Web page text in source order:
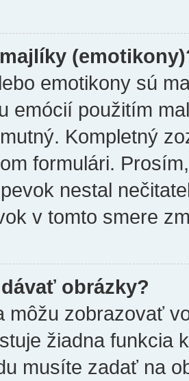
emotikony sú
emócií použitím
Kompletný
formulári.
nestal
v tomto smere
obrázky?
môžu zobrazovať
žiadna funkcia
musíte zadať na